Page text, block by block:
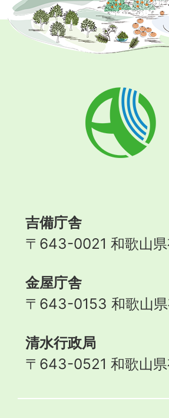
有
田
川
町
吉備庁舎
〒643-0021 和歌山
金屋庁舎
〒643-0153 和歌山
清水行政局
〒643-0521 和歌山